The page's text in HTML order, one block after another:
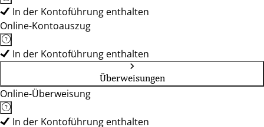
In der Kontoführung enthalten
Online-Kontoauszug
In der Kontoführung enthalten
Überweisungen
Online-Überweisung
In der Kontoführung enthalten